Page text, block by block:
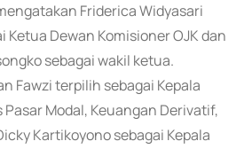
Friderica Widyasari
Ketua Dewan Komisioner OJK dan
sebagai wakil ketua.
Fawzi terpilih sebagai Kepala
Modal, Keuangan Derivatif,
Kartikoyono sebagai Kepala